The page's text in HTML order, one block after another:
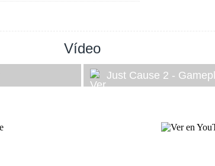
Vídeo
Just Cause 2 -